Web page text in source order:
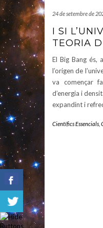
24 de setembre de
I SI
TEORIA
El Big Bang és,
l’origen de
va començar
d’energia i
expandint i
Científics Essencials